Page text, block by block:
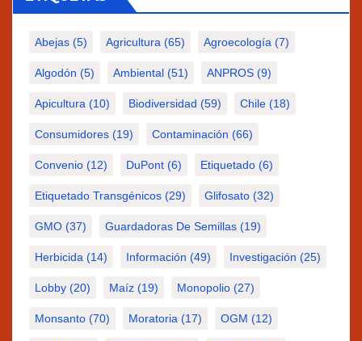
Abejas (5) Agricultura (65) Agroecología (7)
Algodón (5) Ambiental (51) ANPROS (9)
Apicultura (10) Biodiversidad (59) Chile (18)
Consumidores (19) Contaminación (66)
Convenio (12) DuPont (6) Etiquetado (6)
Etiquetado Transgénicos (29) Glifosato (32)
GMO (37) Guardadoras De Semillas (19)
Herbicida (14) Información (49) Investigación (25)
Lobby (20) Maíz (19) Monopolio (27)
Monsanto (70) Moratoria (17) OGM (12)